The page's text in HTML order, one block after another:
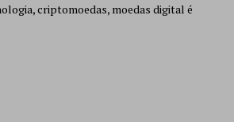
criptomoedas, moedas digital é